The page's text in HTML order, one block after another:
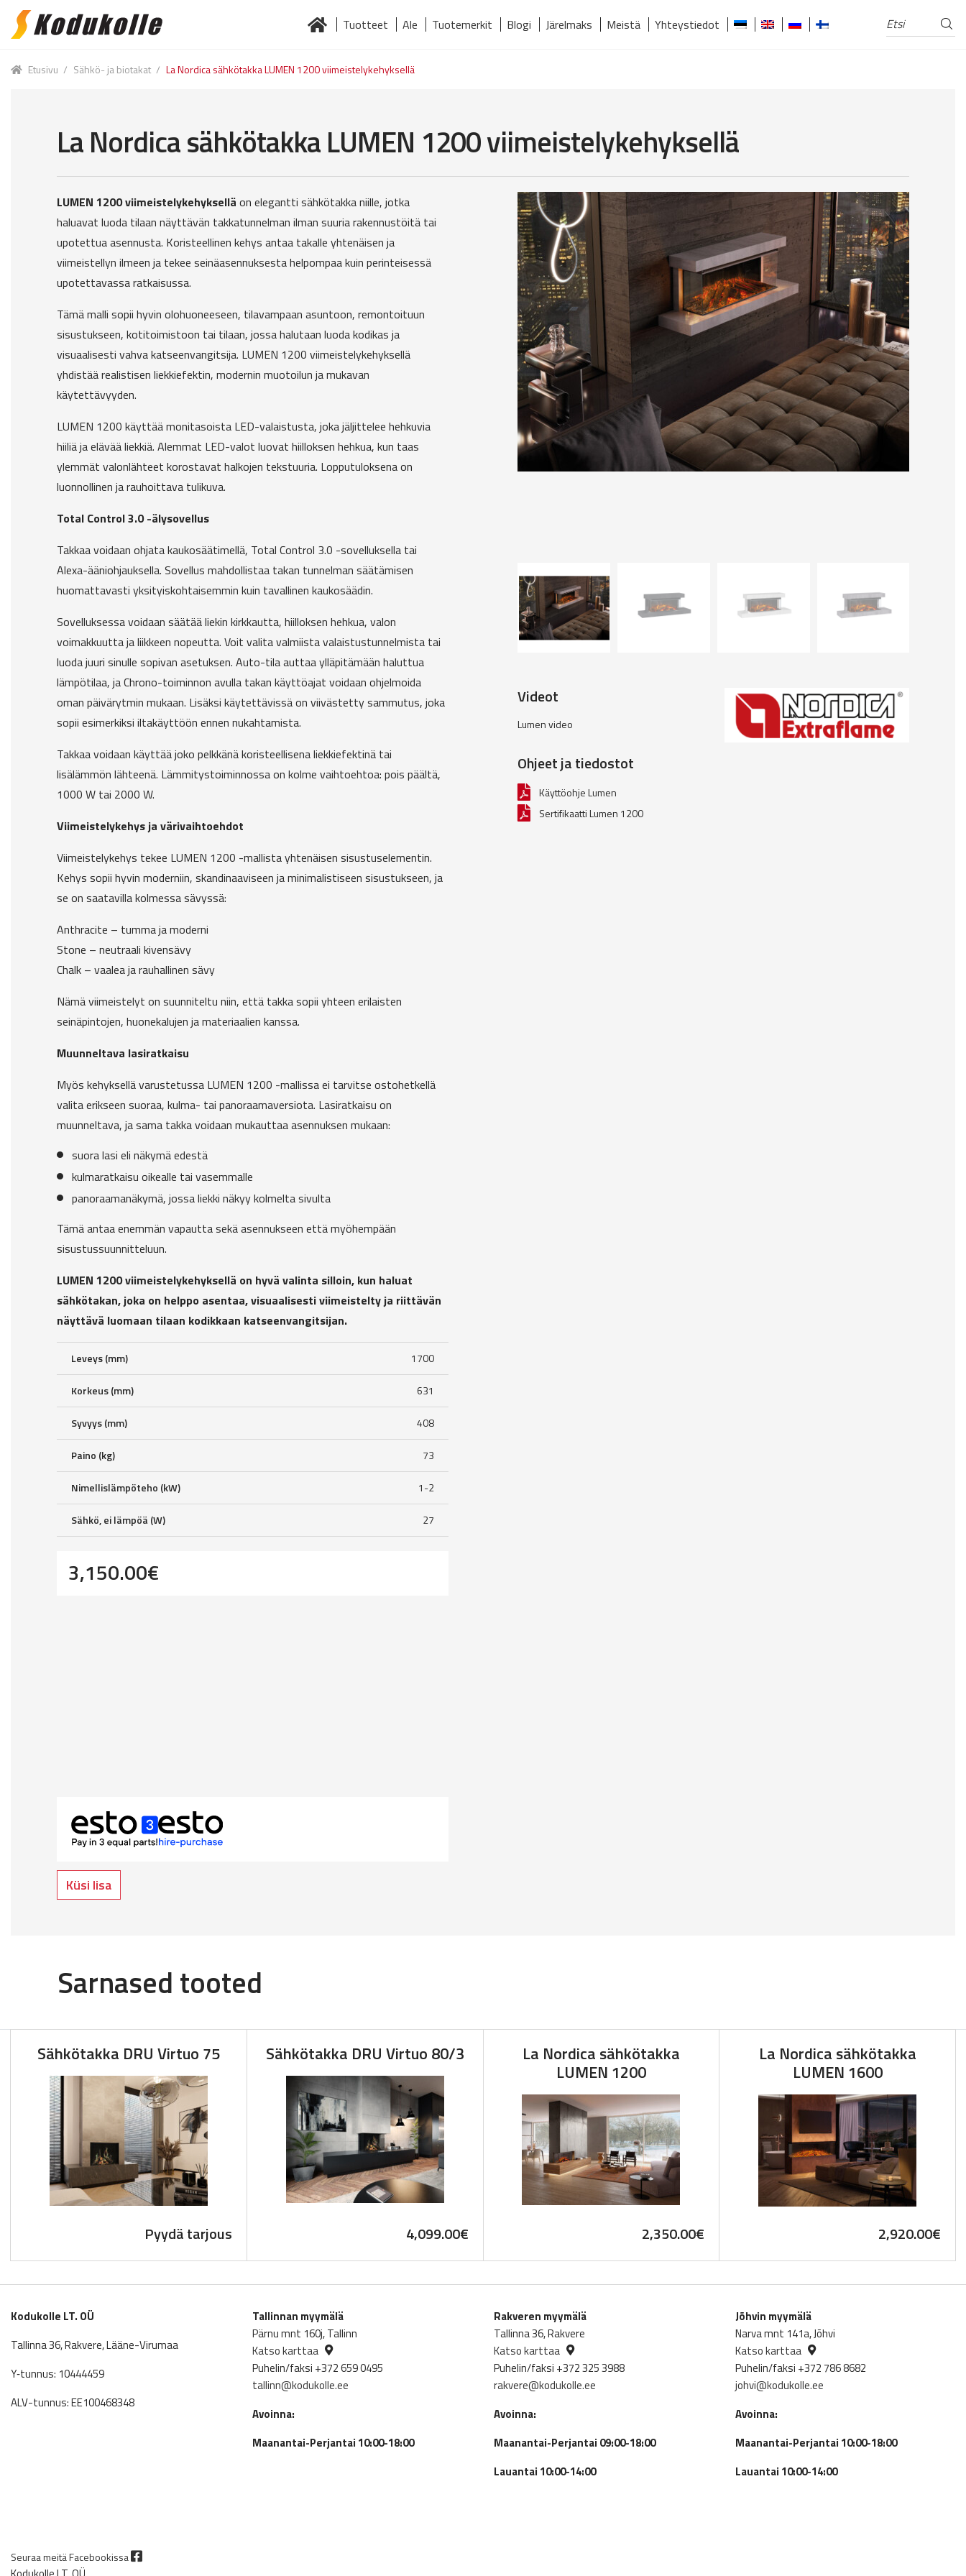
Skip
navigation
Skip
content
Tuotteet Ale Tuotemerkit Blogi Järelmaks Meistä Yhteystiedot Etsi:
Etusivu / Sähkö- ja biotakat / La Nordica sähkötakka LUMEN 1200 viimeistelykehyksellä
La Nordica sähkötakka LUMEN 1200 viimeistelykehyksellä
LUMEN 1200 viimeistelykehyksellä on elegantti sähkötakka niille, jotka
haluavat luoda tilaan näyttävän takkatunnelman ilman suuria rakennustöitä tai
upotettua asennusta. Koristeellinen kehys antaa takalle yhtenäisen ja
viimeistellyn ilmeen ja tekee seinäasennuksesta helpompaa kuin perinteisessä
upotettavassa ratkaisussa.
Tämä malli sopii hyvin olohuoneeseen, tilavampaan asuntoon, remontoituun
sisustukseen, kotitoimistoon tai tilaan, jossa halutaan luoda kodikas ja
visuaalisesti vahva katseenvangitsija. LUMEN 1200 viimeistelykehyksellä
yhdistää realistisen liekkiefektin, modernin muotoilun ja mukavan
käytettävyyden.
LUMEN 1200 käyttää monitasoista LED-valaistusta, joka jäljittelee hehkuvia
hiiliä ja elävää liekkiä. Alemmat LED-valot luovat hiilloksen hehkua, kun taas
ylemmät valonlähteet korostavat halkojen tekstuuria. Lopputuloksena on
luonnollinen ja rauhoittava tulikuva.
Total Control 3.0 -älysovellus
Takkaa voidaan ohjata kaukosäätimellä, Total Control 3.0 -sovelluksella tai
Alexa-ääniohjauksella. Sovellus mahdollistaa takan tunnelman säätämisen
huomattavasti yksityiskohtaisemmin kuin tavallinen kaukosäädin.
Sovelluksessa voidaan säätää liekin kirkkautta, hiilloksen hehkua, valon
voimakkuutta ja liikkeen nopeutta. Voit valita valmiista valaistustunnelmista tai
luoda juuri sinulle sopivan asetuksen. Auto-tila auttaa ylläpitämään haluttua
lämpötilaa, ja Chrono-toiminnon avulla takan käyttöajat voidaan ohjelmoida
oman päivärytmin mukaan. Lisäksi käytettävissä on viivästetty sammutus, joka
sopii esimerkiksi iltakäyttöön ennen nukahtamista.
Takkaa voidaan käyttää joko pelkkänä koristeellisena liekkiefektinä tai
lisälämmön lähteenä. Lämmitystoiminnossa on kolme vaihtoehtoa: pois päältä,
1000 W tai 2000 W.
Viimeistelykehys ja värivaihtoehdot
Viimeistelykehys tekee LUMEN 1200 -mallista yhtenäisen sisustuselementin.
Kehys sopii hyvin moderniin, skandinaaviseen ja minimalistiseen sisustukseen, ja
se on saatavilla kolmessa sävyssä:
Anthracite – tumma ja moderni
Stone – neutraali kivensävy
Chalk – vaalea ja rauhallinen sävy
Nämä viimeistelyt on suunniteltu niin, että takka sopii yhteen erilaisten
seinäpintojen, huonekalujen ja materiaalien kanssa.
Muunneltava lasiratkaisu
Myös kehyksellä varustetussa LUMEN 1200 -mallissa ei tarvitse ostohetkellä
valita erikseen suoraa, kulma- tai panoraamaversiota. Lasiratkaisu on
muunneltava, ja sama takka voidaan mukauttaa asennuksen mukaan:
suora lasi eli näkymä edestä
kulmaratkaisu oikealle tai vasemmalle
panoraamanäkymä, jossa liekki näkyy kolmelta sivulta
Tämä antaa enemmän vapautta sekä asennukseen että myöhempään
sisustussuunnitteluun.
LUMEN 1200 viimeistelykehyksellä on hyvä valinta silloin, kun haluat
sähkötakan, joka on helppo asentaa, visuaalisesti viimeistelty ja riittävän
näyttävä luomaan tilaan kodikkaan katseenvangitsijan.
Leveys (mm) 1700
Korkeus (mm) 631
Syvyys (mm) 408
Paino (kg) 73
Nimellislämpöteho (kW) 1-2
Sähkö, ei lämpöä (W) 27
3,150.00€
Küsi lisa
Videot
Lumen video
Ohjeet ja tiedostot
Käyttöohje Lumen
Sertifikaatti Lumen 1200
Sarnased tooted
Sähkötakka DRU Virtuo 75
Pyydä tarjous
Sähkötakka DRU Virtuo 80/3
4,099.00€
La Nordica sähkötakka
LUMEN 1200
2,350.00€
La Nordica sähkötakka
LUMEN 1600
2,920.00€
Kodukolle LT. OÜ
Tallinna 36, Rakvere, Lääne-Virumaa
Y‑tunnus: 10444459
ALV-tunnus: EE100468348
Tallinnan myymälä
Pärnu mnt 160j, Tallinn
Katso karttaa
Puhelin/faksi +372 659 0495
tallinn@kodukolle.ee
Avoinna:
Maanantai-Perjantai 10:00-18:00
Rakveren myymälä
Tallinna 36, Rakvere
Katso karttaa
Puhelin/faksi +372 325 3988
rakvere@kodukolle.ee
Avoinna:
Maanantai-Perjantai 09:00-18:00
Lauantai 10:00-14:00
Jõhvin myymälä
Narva mnt 141a, Jõhvi
Katso karttaa
Puhelin/faksi +372 786 8682
johvi@kodukolle.ee
Avoinna:
Maanantai-Perjantai 10:00-18:00
Lauantai 10:00-14:00
Seuraa meitä Facebookissa